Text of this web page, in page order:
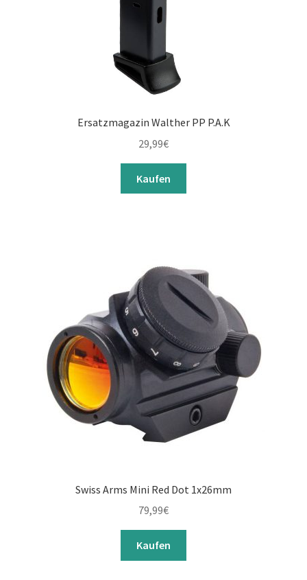
Ersatzmagazin Walther PP P.A.K
29,99€
Kaufen
Swiss Arms Mini Red Dot 1x26mm
79,99€
Kaufen